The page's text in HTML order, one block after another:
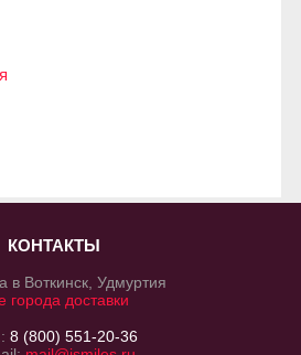
КОНТАКТЫ
в Воткинск, Удмуртия
города доставки
8 (800) 551-20-36